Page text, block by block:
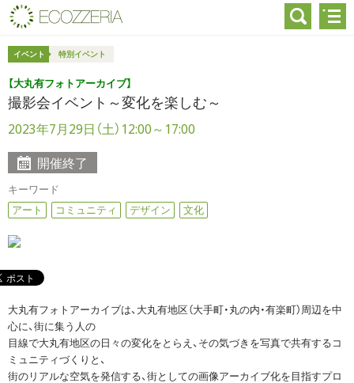
イベント 特別イベント
【大丸有フォトアーカイブ】
撮影会イベント～変化を楽しむ～
2023年7月29日（土）12:00～17:00
開催終了
キーワード
アート
コミュニティ デザイン 文化
大丸有フォトアーカイブは、大丸有地区（大手町・丸の内・有楽町）周辺を中
心に、街に集う人の
目線で大丸有地区の日々の変化をとらえ、その気づきを写真で共有するコ
ミュニティづくりと、
街のリアルな空気を発信する、街としての画像アーカイブ化を目指すプロ